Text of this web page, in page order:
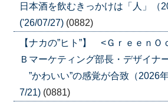
日本酒を飲むきっかけは「人」（
('26/07/27) (0882)
【ナカの”ヒト”】 <Ｇｒｅｅｎ
Ｂマーケティング部長・デザイ
”かわいい”の感覚が合致（2026
7/21) (0881)